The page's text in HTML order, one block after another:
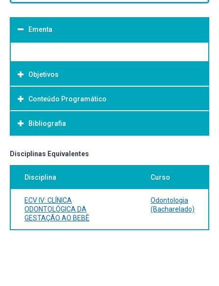
Ementa
Objetivos
Objetivo Geral:
Conteúdo Programático
Bibliografia
Bibliografia Básica:
Disciplinas Equivalentes
Disciplina Curso
ECV IV: CLÍNICA
ODONTOLÓGICA DA
GESTAÇÃO AO BEBÊ
Odontologia
(Bacharelado)